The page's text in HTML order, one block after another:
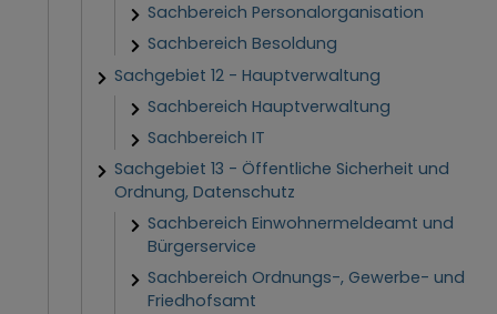
Sachbereich Personalorganisation
Sachbereich Besoldung
Sachgebiet 12 - Hauptverwaltung
Sachbereich Hauptverwaltung
Sachbereich IT
Sachgebiet 13 - Öffentliche Sicherheit und
Ordnung, Datenschutz
Sachbereich Einwohnermeldeamt und
Bürgerservice
Sachbereich Ordnungs-, Gewerbe- und
Friedhofsamt